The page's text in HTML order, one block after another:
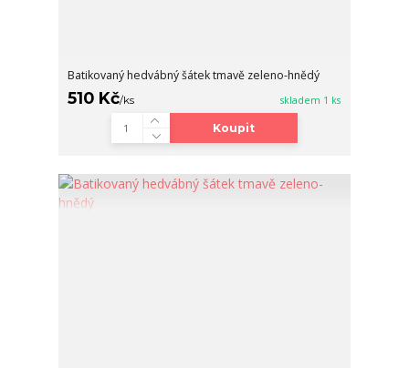
Batikovaný hedvábný šátek tmavě zeleno-hnědý
510 Kč/ks skladem 1 ks
Koupit